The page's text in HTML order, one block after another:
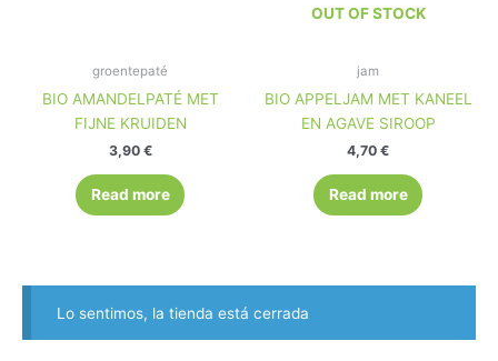
groentepaté
BIO AMANDELPATÉ MET
FIJNE KRUIDEN
3,90 €
Read more
OUT OF STOCK
jam
BIO APPELJAM MET KANEEL
EN AGAVE SIROOP
4,70 €
Read more
Lo sentimos, la tienda está cerrada